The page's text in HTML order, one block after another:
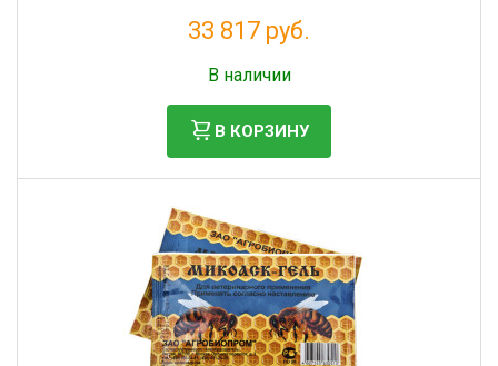
33 817 руб.
В наличии
В КОРЗИНУ